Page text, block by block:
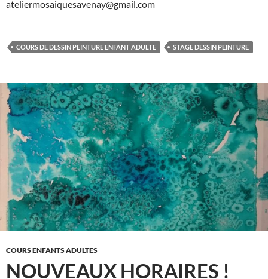
ateliermosaiquesavenay@gmail.com
COURS DE DESSIN PEINTURE ENFANT ADULTE STAGE DESSIN PEINTURE
COURS ENFANTS ADULTES
NOUVEAUX HORAIRES !